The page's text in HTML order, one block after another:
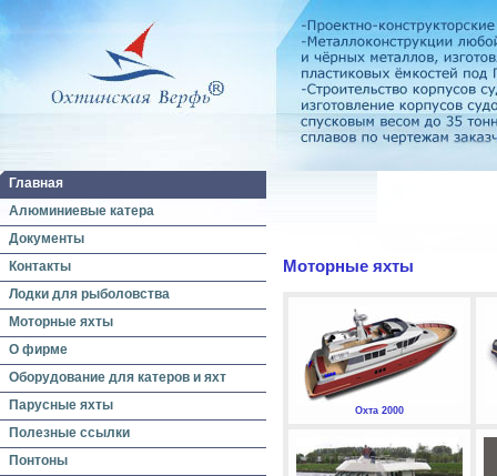
Главная
Алюминиевые катера
Документы
Контакты
Лодки для рыболовства
Моторные яхты
О фирме
Оборудование для катеров и яхт
Парусные яхты
Полезные ссылки
Понтоны
Моторные яхты
Охта 2000